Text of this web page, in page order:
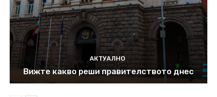
АКТУАЛНО
Вижте какво реши правителството днес